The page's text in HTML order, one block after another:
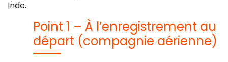
Inde.
Point 1 – À l’enregistrement au
départ (compagnie aérienne)